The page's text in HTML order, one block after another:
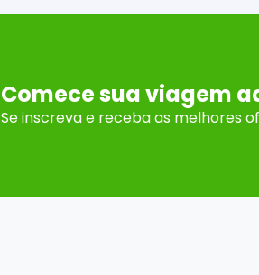
Comece sua viagem
Se inscreva e receba as melhores